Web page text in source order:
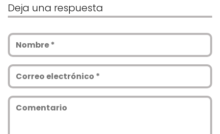
Deja una respuesta